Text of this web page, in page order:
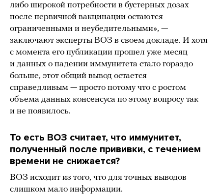
либо широкой потребности в бустерных дозах
после первичной вакцинации остаются
ограниченными и неубедительными», —
заключают эксперты ВОЗ в своем докладе. И хотя
с момента его публикации прошел уже месяц
и данных о падении иммунитета стало гораздо
больше, этот общий вывод остается
справедливым — просто потому что с ростом
объема данных консенсуса по этому вопросу так
и не появилось.
То есть ВОЗ считает, что иммунитет,
полученный после прививки, с течением
времени не снижается?
ВОЗ исходит из того, что для точных выводов
слишком мало информации.